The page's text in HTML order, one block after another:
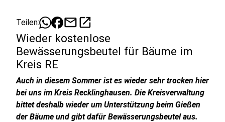
Teilen: mailopen_in_new
Wieder kostenlose
Bewässerungsbeutel für Bäume im
Kreis RE
Auch in diesem Sommer ist es wieder sehr trocken hier
bei uns im Kreis Recklinghausen. Die Kreisverwaltung
bittet deshalb wieder um Unterstützung beim Gießen
der Bäume und gibt dafür Bewässerungsbeutel aus.